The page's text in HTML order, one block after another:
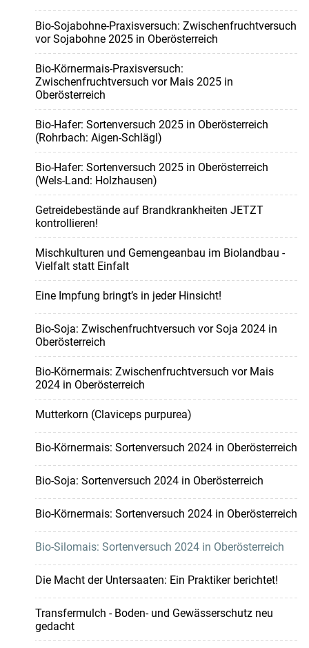
Bio-Sojabohne-Praxisversuch: Zwischenfruchtversuch
vor Sojabohne 2025 in Oberösterreich
Bio-Körnermais-Praxisversuch:
Zwischenfruchtversuch vor Mais 2025 in
Oberösterreich
Bio-Hafer: Sortenversuch 2025 in Oberösterreich
(Rohrbach: Aigen-Schlägl)
Bio-Hafer: Sortenversuch 2025 in Oberösterreich
(Wels-Land: Holzhausen)
Getreidebestände auf Brandkrankheiten JETZT
kontrollieren!
Mischkulturen und Gemengeanbau im Biolandbau -
Vielfalt statt Einfalt
Eine Impfung bringt’s in jeder Hinsicht!
Bio-Soja: Zwischenfruchtversuch vor Soja 2024 in
Oberösterreich
Bio-Körnermais: Zwischenfruchtversuch vor Mais
2024 in Oberösterreich
Mutterkorn (Claviceps purpurea)
Bio-Körnermais: Sortenversuch 2024 in Oberösterreich
Bio-Soja: Sortenversuch 2024 in Oberösterreich
Bio-Körnermais: Sortenversuch 2024 in Oberösterreich
Bio-Silomais: Sortenversuch 2024 in Oberösterreich
Die Macht der Untersaaten: Ein Praktiker berichtet!
Transfermulch - Boden- und Gewässerschutz neu
gedacht